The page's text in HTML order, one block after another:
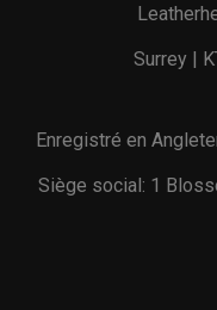
Surrey |
Enregistré en
Siège social: 1